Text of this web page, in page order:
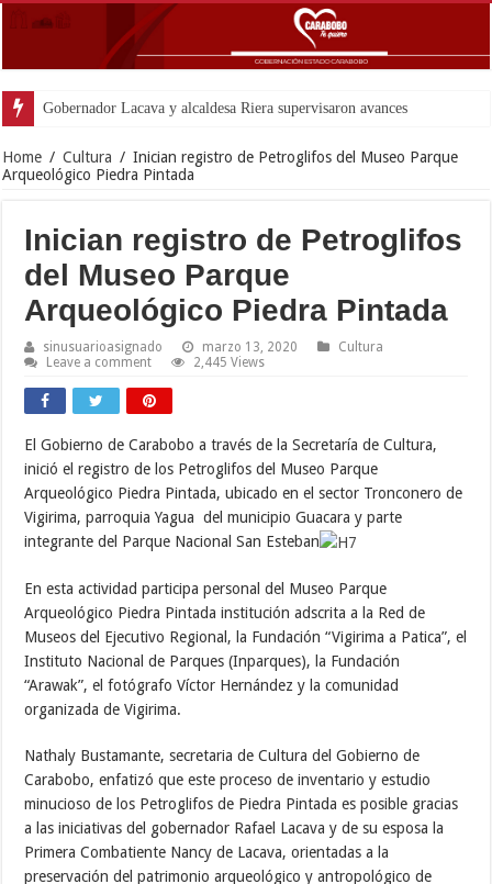
Home / Cultura / Inician registro de Petroglifos del Museo Parque
Arqueológico Piedra Pintada
Inician registro de Petroglifos
del Museo Parque
Arqueológico Piedra Pintada
sinusuarioasignado marzo 13, 2020
Cultura
Leave a comment
2,445 Views
El Gobierno de Carabobo a través de la Secretaría de Cultura,
inició el registro de los Petroglifos del Museo Parque
Arqueológico Piedra Pintada, ubicado en el sector Tronconero de
Vigirima, parroquia Yagua del municipio Guacara y parte
integrante del Parque Nacional San Esteban
En esta actividad participa personal del Museo Parque
Arqueológico Piedra Pintada institución adscrita a la Red de
Museos del Ejecutivo Regional, la Fundación “Vigirima a Patica”, el
Instituto Nacional de Parques (Inparques), la Fundación
“Arawak”, el fotógrafo Víctor Hernández y la comunidad
organizada de Vigirima.
Nathaly Bustamante, secretaria de Cultura del Gobierno de
Carabobo, enfatizó que este proceso de inventario y estudio
minucioso de los Petroglifos de Piedra Pintada es posible gracias
a las iniciativas del gobernador Rafael Lacava y de su esposa la
Primera Combatiente Nancy de Lacava, orientadas a la
preservación del patrimonio arqueológico y antropológico de